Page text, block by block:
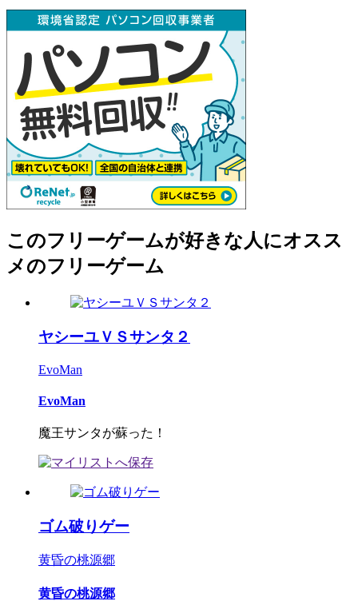
このフリーゲームが好きな人にオスス
メのフリーゲーム
ヤシーユＶＳサンタ２
EvoMan
EvoMan
魔王サンタが蘇った！
ゴム破りゲー
黄昏の桃源郷
黄昏の桃源郷